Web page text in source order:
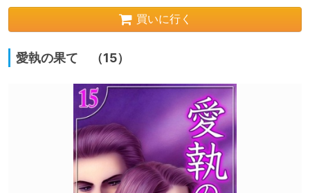
買いに行く
愛執の果て （15）